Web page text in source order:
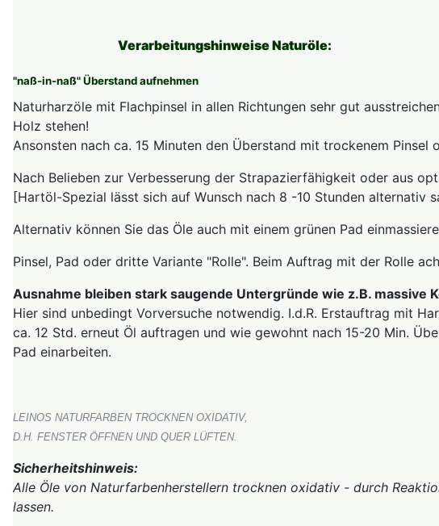
Verarbeitungshinweise Naturöle:
"naß-in-naß" Überstand aufnehmen
Naturharzöle mit Flachpinsel in allen Richtungen sehr gut
Holz stehen!
Ansonsten nach ca. 15 Minuten den Überstand mit trockenem
Nach Belieben zur Verbesserung der Strapazierfähigkeit oder aus
[Hartöl-Spezial lässt sich auf Wunsch nach 8 -10 Stunden alternativ
Alternativ können Sie das Öle auch mit einem grünen Pad
Pinsel, Pad oder dritte Variante "Rolle". Beim Auftrag mit der Rolle
Ausnahme bleiben stark saugende Untergründe wie z.B. massive
Hier sind unbedingt Vorversuche notwendig. I.d.R. Erstauftrag mit
ca. 12 Std. erneut Öl auftragen und wie gewohnt nach 15-20 Min.
Pad einarbeiten.
LEINOS NATURFARBEN TROCKNEN OXIDATIV,
D.H. FENSTER ÖFFNEN UND QUER LÜFTEN.
Sicherheitshinweis:
Alle Öle von Naturfarbenherstellern trocknen oxidativ - durch
lassen.